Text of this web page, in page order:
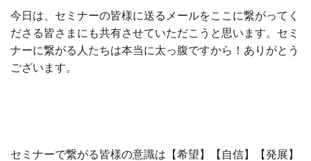
今日は、セミナーの皆様に送るメールをここに繋がってく
ださる皆さまにも共有させていただこうと思います。セミ
ナーに繋がる人たちは本当に太っ腹ですから！ありがとう
ございます。
セミナーで繋がる皆様の意識は【希望】【自信】【発展】